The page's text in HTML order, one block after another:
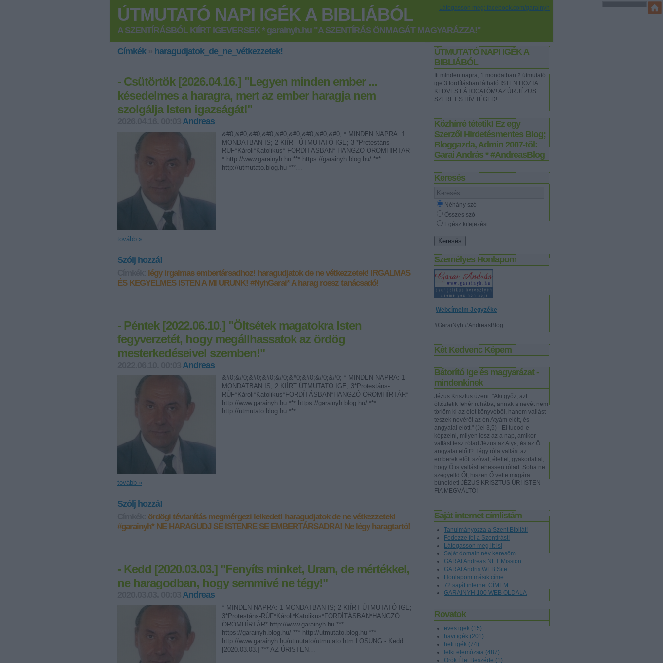
Látogasson meg: facebook.com/garainyh
ÚTMUTATÓ NAPI IGÉK A BIBLIÁBÓL
A SZENTÍRÁSBÓL KIÍRT IGEVERSEK * garainyh.hu "A SZENTÍRÁS ÖNMAGÁT MAGYARÁZZA!"
ÚTMUTATÓ NAPI IGÉK A
BIBLIÁBÓL
Itt minden napra; 1 mondatban 2 útmutató
ige 3 fordításban látható ISTEN HOZTA
KEDVES LÁTOGATÓM! AZ ÚR JÉZUS
SZERET S HÍV TÉGED!
Közhírré tétetik! Ez egy
Szerzői Hirdetésmentes Blog;
Bloggazda, Admin 2007-től:
Garai András * #AndreasBlog
Keresés
Néhány szó
Összes szó
Egész kifejezést
Személyes Honlapom
Webcímeim Jegyzéke
#GaraiNyh #AndreasBlog
Két Kedvenc Képem
Bátorító Ige és magyarázat -
mindenkinek
Jézus Krisztus üzeni: "Aki győz, azt
öltöztetik fehér ruhába, annak a nevét nem
törlöm ki az élet könyvéből, hanem vallást
teszek nevéről az én Atyám előtt, és
angyalai előtt." (Jel 3,5) - El tudod-e
képzelni, milyen lesz az a nap, amikor
vallást tesz rólad Jézus az Atya, és az Ő
angyalai előtt? Tégy róla vallást az
emberek előtt szóval, élettel, gyakorlattal,
hogy Ő is vallást tehessen rólad. Soha ne
szégyelld Őt, hiszen Ő vette magára
bűneidet! JÉZUS KRISZTUS ÚR! ISTEN
FIA MEGVÁLTÓ!
Saját internet címlistám
Tanulmányozza a Szent Bibliát!
Fedezze fel a Szentírást!
Látogasson meg itt is!
Saját domain név keresőm
GARAI Andreas NET Mission
GARAI Andris WEB Site
Honlapom másik címe
72 saját internet CÍMEM
GARAINYH 100 WEB OLDALA
Rovatok
éves.igék (15)
havi.igék (201)
heti.igék (74)
lelki.elemózsia (487)
Örök.Élet.Beszéde (1)
Címkék» haragudjatok_de_ne_vétkezzetek!
- Csütörtök [2026.04.16.] "Legyen minden ember ...
késedelmes a haragra, mert az ember haragja nem
szolgálja Isten igazságát!"
Andreas
&#0;&#0;&#0;&#0;&#0;&#0;&#0;&#0;&#0; * MINDEN NAPRA: 1
MONDATBAN IS; 2 KIÍRT ÚTMUTATÓ IGE; 3 *Protestáns-
RÚF*Károli*Katolikus* FORDÍTÁSBAN* HANGZÓ ÖRÖMHÍRTÁR
* http://www.garainyh.hu *** https://garainyh.blog.hu/ ***
http://utmutato.blog.hu ***…
tovább »
Szólj hozzá!
légy irgalmas embertársadhoz! haragudjatok de ne vétkezzetek! IRGALMAS
ÉS KEGYELMES ISTEN A MI URUNK! #NyhGarai*A harag rossz tanácsadó!
- Péntek [2022.06.10.] "Öltsétek magatokra Isten
fegyverzetét, hogy megállhassatok az ördög
mesterkedéseivel szemben!"
Andreas
&#0;&#0;&#0;&#0;&#0;&#0;&#0;&#0;&#0; * MINDEN NAPRA: 1
MONDATBAN IS; 2 KIÍRT ÚTMUTATÓ IGE; 3*Protestáns-
RÚF*Károli*Katolikus*FORDÍTÁSBAN*HANGZÓ ÖRÖMHÍRTÁR*
http://www.garainyh.hu *** https://garainyh.blog.hu/ ***
http://utmutato.blog.hu ***…
tovább »
Szólj hozzá!
ördögi tévtanítás megmérgezi lelkedet! haragudjatok de ne vétkezzetek!
#garainyh* NE HARAGUDJ SE ISTENRE SE EMBERTÁRSADRA! Ne légy haragtartó!
- Kedd [2020.03.03.] "Fenyíts minket, Uram, de mértékkel,
ne haragodban, hogy semmivé ne tégy!"
Andreas
* MINDEN NAPRA: 1 MONDATBAN IS; 2 KIÍRT ÚTMUTATÓ IGE;
3*Protestáns-RÚF*Károli*Katolikus*FORDÍTÁSBAN*HANGZÓ
ÖRÖMHÍRTÁR* http://www.garainyh.hu ***
https://garainyh.blog.hu/ *** http://utmutato.blog.hu ***
http://www.garainyh.hu/utmutato/utmutato.htm LOSUNG - Kedd
[2020.03.03.] *** AZ ÚRISTEN…